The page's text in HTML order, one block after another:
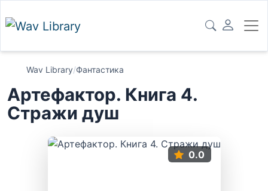
Wav Library/Фантастика
Артефактор. Книга 4.
Стражи душ
0.0